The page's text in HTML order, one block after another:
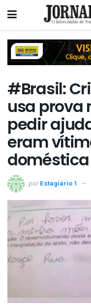
#Brasil:
usa prova
pedir
eram
doméstica
por Estagiário 1